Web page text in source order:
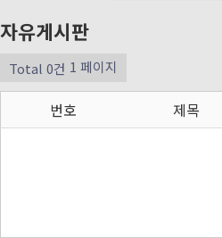
자유게시판
Total 0건 1 페이지
번호 제목